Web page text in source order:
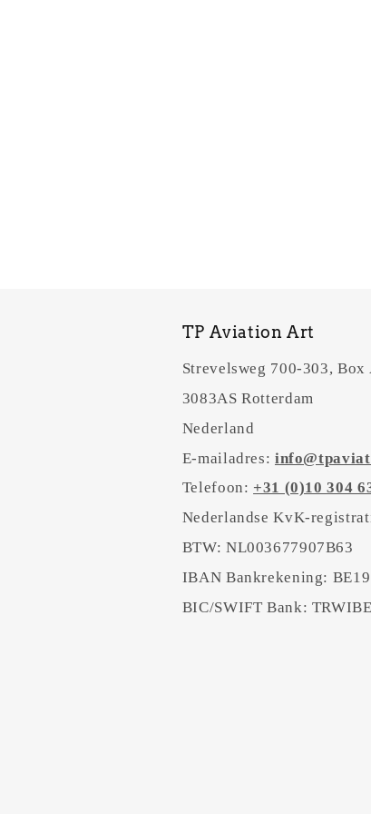
TP Aviation Art
Strevelsweg 700-303, Box
3083AS Rotterdam
Nederland
E-mailadres:
Telefoon: +31 (0)10 304
Nederlandse KvK-
BTW: NL003677907B63
IBAN Bankrekening:
BIC/SWIFT Bank: